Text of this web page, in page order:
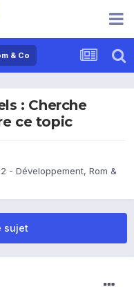
& Co
: Cherche
ce topic
- Développement, Rom &
sujet